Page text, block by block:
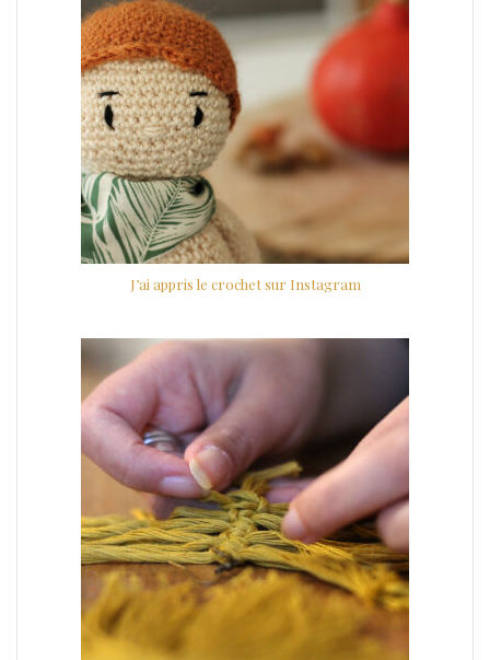
J’ai appris le crochet sur Instagram